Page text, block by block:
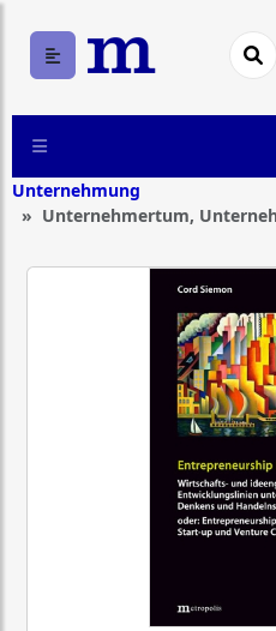
Unternehmung
Unternehmertum,